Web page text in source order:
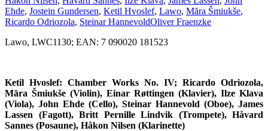
Ehde, Jostein Gundersen, Ketil Hvoslef, Lawo, Măra Šmiukše,
Ricardo Odriozola, Steinar HannevoldOliver Fraenzke
Lawo, LWC1130; EAN: 7 090020 181523
Ketil Hvoslef: Chamber Works No. IV; Ricardo Odriozola,
Māra Šmiukše (Violin), Einar Røttingen (Klavier), Ilze Klava
(Viola), John Ehde (Cello), Steinar Hannevold (Oboe), James
Lassen (Fagott), Britt Pernille Lindvik (Trompete), Håvard
Sannes (Posaune), Håkon Nilsen (Klarinette)